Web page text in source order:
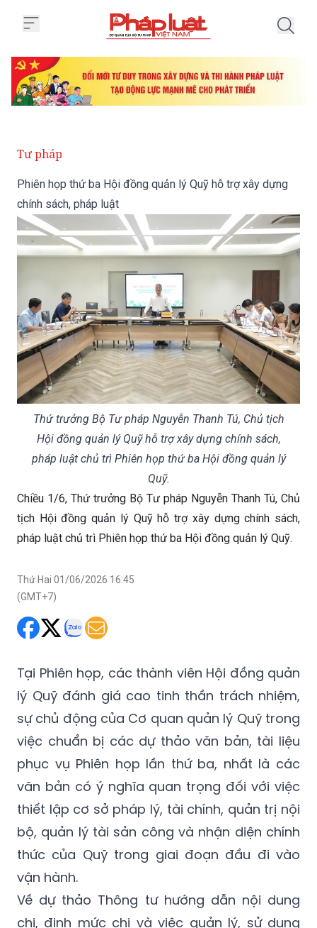
Tư pháp
Phiên họp thứ ba Hội đồng quản lý Quỹ hỗ trợ xây dựng
chính sách, pháp luật
Thứ trưởng Bộ Tư pháp Nguyễn Thanh Tú, Chủ tịch
Hội đồng quản lý Quỹ hỗ trợ xây dựng chính sách,
pháp luật chủ trì Phiên họp thứ ba Hội đồng quản lý
Quỹ.
Chiều 1/6, Thứ trưởng Bộ Tư pháp Nguyễn Thanh Tú, Chủ
tịch Hội đồng quản lý Quỹ hỗ trợ xây dựng chính sách,
pháp luật chủ trì Phiên họp thứ ba Hội đồng quản lý Quỹ.
Thứ Hai 01/06/2026 16:45
(GMT+7)
Tại Phiên họp, các thành viên Hội đồng quản
lý Quỹ đánh giá cao tinh thần trách nhiệm,
sự chủ động của Cơ quan quản lý Quỹ trong
việc chuẩn bị các dự thảo văn bản, tài liệu
phục vụ Phiên họp lần thứ ba, nhất là các
văn bản có ý nghĩa quan trọng đối với việc
thiết lập cơ sở pháp lý, tài chính, quản trị nội
bộ, quản lý tài sản công và nhận diện chính
thức của Quỹ trong giai đoạn đầu đi vào
vận hành.
Về dự thảo Thông tư hướng dẫn nội dung
chi, định mức chi và việc quản lý, sử dụng